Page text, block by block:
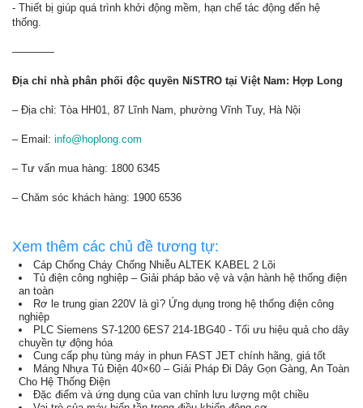
- Thiết bị giúp quá trình khởi động mềm, hạn chế tác động đến hệ
thống.
————
Địa chỉ nhà phân phối độc quyền NiSTRO tại Việt Nam: Hợp Long
– Địa chỉ: Tòa HH01, 87 Lĩnh Nam, phường Vĩnh Tuy, Hà Nội
– Email: info@hoplong.com
– Tư vấn mua hàng: 1800 6345
– Chăm sóc khách hàng: 1900 6536
Xem thêm các chủ đề tương tự:
Cáp Chống Cháy Chống Nhiễu ALTEK KABEL 2 Lõi
Tủ điện công nghiệp – Giải pháp bảo vệ và vận hành hệ thống điện
an toàn
Rơ le trung gian 220V là gì? Ứng dụng trong hệ thống điện công
nghiệp
PLC Siemens S7-1200 6ES7 214-1BG40 - Tối ưu hiệu quả cho dây
chuyền tự động hóa
Cung cấp phụ tùng máy in phun FAST JET chính hãng, giá tốt
Máng Nhựa Tủ Điện 40×60 – Giải Pháp Đi Dây Gọn Gàng, An Toàn
Cho Hệ Thống Điện
Đặc điểm và ứng dụng của van chỉnh lưu lượng một chiều